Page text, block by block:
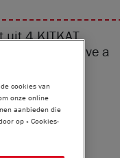
uit 4 KITKAT
wit jasje. Have a
cookies van
onze online
aanbieden die
op « Cookies-